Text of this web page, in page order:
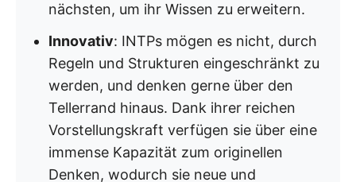
nächsten, um ihr Wissen zu erweitern.
Innovativ: INTPs mögen es nicht, durch
Regeln und Strukturen eingeschränkt zu
werden, und denken gerne über den
Tellerrand hinaus. Dank ihrer reichen
Vorstellungskraft verfügen sie über eine
immense Kapazität zum originellen
Denken, wodurch sie neue und